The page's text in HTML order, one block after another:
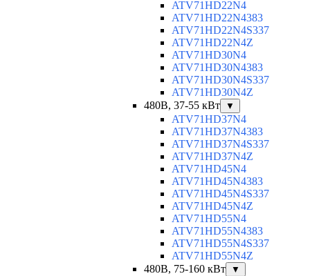
ATV71HD22N4
ATV71HD22N4383
ATV71HD22N4S337
ATV71HD22N4Z
ATV71HD30N4
ATV71HD30N4383
ATV71HD30N4S337
ATV71HD30N4Z
480В, 37-55 кВт
▼
ATV71HD37N4
ATV71HD37N4383
ATV71HD37N4S337
ATV71HD37N4Z
ATV71HD45N4
ATV71HD45N4383
ATV71HD45N4S337
ATV71HD45N4Z
ATV71HD55N4
ATV71HD55N4383
ATV71HD55N4S337
ATV71HD55N4Z
480В, 75-160 кВт
▼